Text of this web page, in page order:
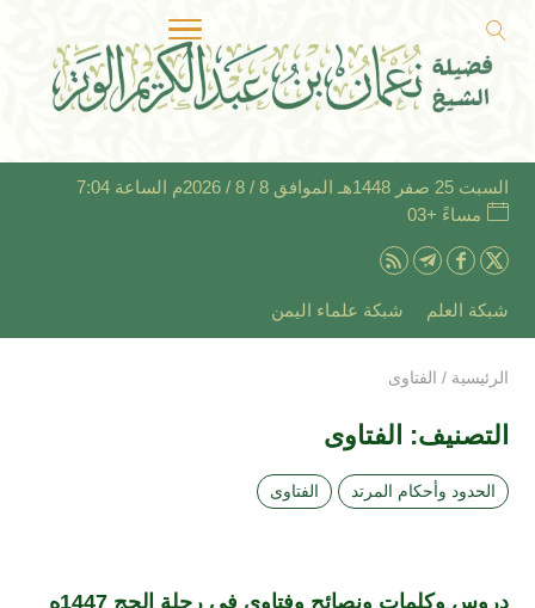
السبت 25 صفر 1448هـ الموافق 8 / 8 / 2026م الساعة 7:04
مساءً +03
شبكة العلم شبكة علماء اليمن
الرئيسية / الفتاوى
التصنيف: الفتاوى
الحدود وأحكام المرتد الفتاوى
دروس وكلمات ونصائح وفتاوى في رحلة الحج 1447ه